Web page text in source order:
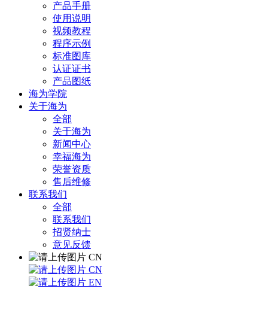
产品手册
使用说明
视频教程
程序示例
标准图库
认证证书
产品图纸
海为学院
关于海为
全部
关于海为
新闻中心
幸福海为
荣誉资质
售后维修
联系我们
全部
联系我们
招贤纳士
意见反馈
CN
CN
EN